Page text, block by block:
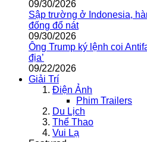
09/30/2026
Sập trường ở Indonesia,
đống đổ nát
09/30/2026
Ông Trump ký lệnh coi
địa’
09/22/2026
Giải Trí
Điện Ảnh
Phim Trailers
Du Lịch
Thể Thao
Vui Lạ